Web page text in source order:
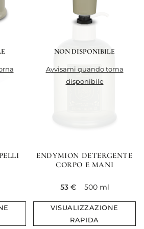
NON DISPONIBILE
avvisami quando torna
disponibile
ENDYMION DETERGENTE
CORPO E MANI
current price
53 € 500 ml
VISUALIZZAZIONE
RAPIDA